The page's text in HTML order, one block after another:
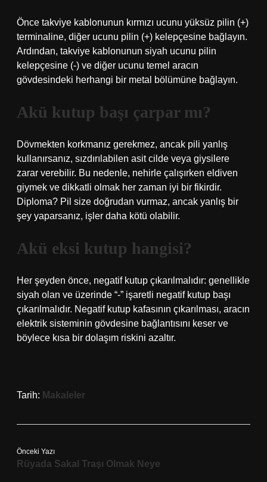
Önce takviye kablonunun kırmızı ucunu yüksüz pilin (+)
terminaline, diğer ucunu pilin (+) kelepçesine bağlayın.
Ardından, takviye kablonunun siyah ucunu pilin
kelepçesine (-) ve diğer ucunu temel aracın
gövdesindeki herhangi bir metal bölümüne bağlayın.
Akü kutup başı çarpar mı?
Dövmekten korkmanız gerekmez, ancak pili yanlış
kullanırsanız, sızdırılabilen asit cilde veya giysilere
zarar verebilir. Bu nedenle, nehirle çalışırken eldiven
giymek ve dikkatli olmak her zaman iyi bir fikirdir.
Diploma? Pil size doğrudan vurmaz, ancak yanlış bir
şey yaparsanız, işler daha kötü olabilir.
Akü eksi kutup hangisi?
Her şeyden önce, negatif kutup çıkarılmalıdır: genellikle
siyah olan ve üzerinde “-” işaretli negatif kutup başı
çıkarılmalıdır. Negatif kutup kafasının çıkarılması, aracın
elektrik sisteminin gövdesine bağlantısını keser ve
böylece kısa bir dolaşım riskini azaltır.
Tarih: Makaleler
Önceki Yazı
Rüyada Sakal Traşı Olmak Neye